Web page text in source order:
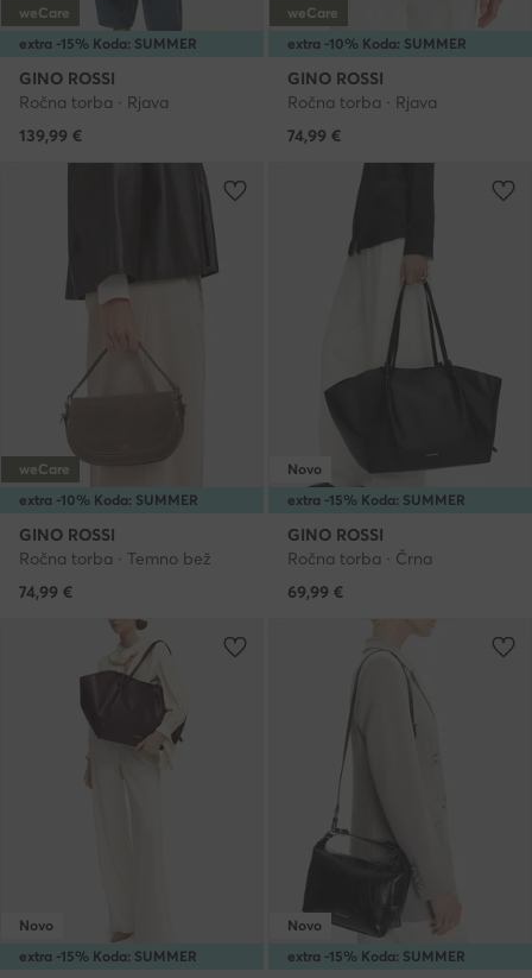
extra -15% Koda: SUMMER
weCare
GINO ROSSI
Ročna torba · Rjava
139,99 €
extra -10% Koda: SUMMER
weCare
GINO ROSSI
Ročna torba · Rjava
74,99 €
extra -10% Koda: SUMMER
weCare
GINO ROSSI
Ročna torba · Temno bež
74,99 €
extra -15% Koda: SUMMER
Novo
GINO ROSSI
Ročna torba · Črna
69,99 €
extra -15% Koda: SUMMER
Novo
extra -15% Koda: SUMMER
Novo